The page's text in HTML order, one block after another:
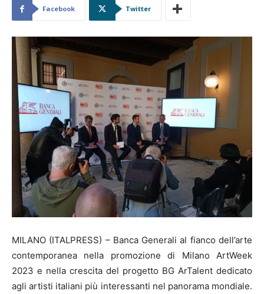
Facebook Twitter
MILANO (ITALPRESS) – Banca Generali al fianco dell’arte
contemporanea nella promozione di Milano ArtWeek
2023 e nella crescita del progetto BG ArTalent dedicato
agli artisti italiani più interessanti nel panorama mondiale.